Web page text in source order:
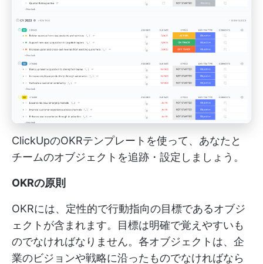
ClickUpのOKRテンプレートを使って、あなたと
チームのオブジェクトを追跡・設定しましょう。
OKRの原則
OKRには、定性的で行動指向の目標であるオブジ
ェクトが含まれます。目標は明確で覚えやすいも
のでなければなりません。各オブジェクトは、企
業のビジョンや戦略に沿ったものでなければなら